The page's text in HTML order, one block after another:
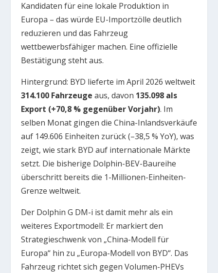
Kandidaten für eine lokale Produktion in
Europa – das würde EU-Importzölle deutlich
reduzieren und das Fahrzeug
wettbewerbsfähiger machen. Eine offizielle
Bestätigung steht aus.
Hintergrund: BYD lieferte im April 2026 weltweit
314.100 Fahrzeuge aus, davon 135.098 als
Export (+70,8 % gegenüber Vorjahr). Im
selben Monat gingen die China-Inlandsverkäufe
auf 149.606 Einheiten zurück (–38,5 % YoY), was
zeigt, wie stark BYD auf internationale Märkte
setzt. Die bisherige Dolphin-BEV-Baureihe
überschritt bereits die 1-Millionen-Einheiten-
Grenze weltweit.
Der Dolphin G DM-i ist damit mehr als ein
weiteres Exportmodell: Er markiert den
Strategieschwenk von „China-Modell für
Europa“ hin zu „Europa-Modell von BYD“. Das
Fahrzeug richtet sich gegen Volumen-PHEVs